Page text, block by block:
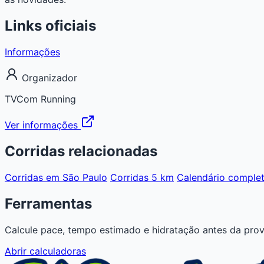
Links oficiais
Informações
Organizador
TVCom Running
Ver informações
Corridas relacionadas
Corridas em São Paulo Corridas 5 km Calendário
Ferramentas
Calcule pace, tempo estimado e hidratação antes da
Abrir calculadoras